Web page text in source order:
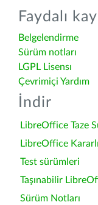
Faydalı
Belgelendirme
Sürüm notları
LGPL Lisensı
Çevrimiçi Yardım
İndir
LibreOffice Taze
LibreOffice
Test sürümleri
Taşınabilir
Sürüm Notları